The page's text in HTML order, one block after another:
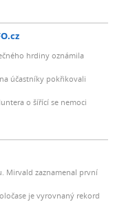
hrdiny oznámila
účastníky pokřikovali
o šířící se nemoci
Mirvald zaznamenal první
je vyrovnaný rekord